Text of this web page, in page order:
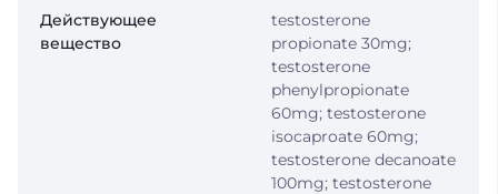
Действующее
вещество
testosterone
propionate 30mg;
testosterone
phenylpropionate
60mg; testosterone
isocaproate 60mg;
testosterone decanoate
100mg; testosterone